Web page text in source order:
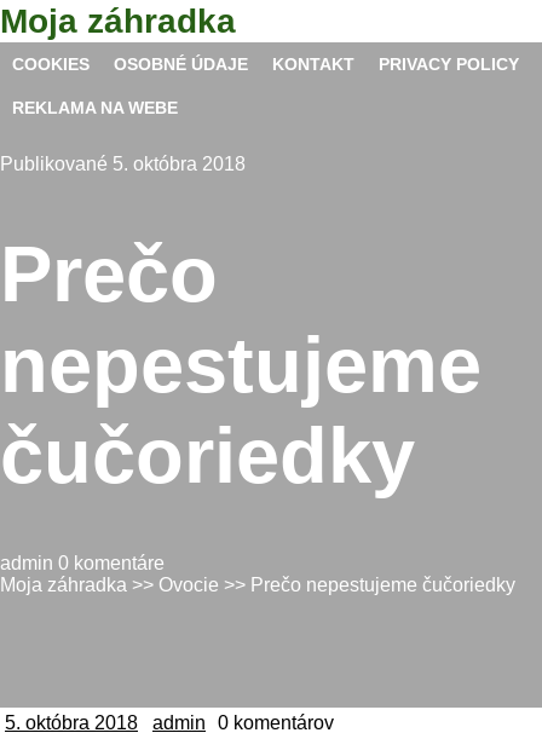
Skip
to
Moja záhradka
COOKIES OSOBNÉ ÚDAJE KONTAKT PRIVACY POLICY
REKLAMA NA WEBE
Publikované 5. októbra 2018
Prečo
nepestujeme
čučoriedky
admin 0 komentáre
Moja záhradka >> Ovocie >> Prečo nepestujeme čučoriedky
5. októbra 2018 5.admin admin
0 komentárov